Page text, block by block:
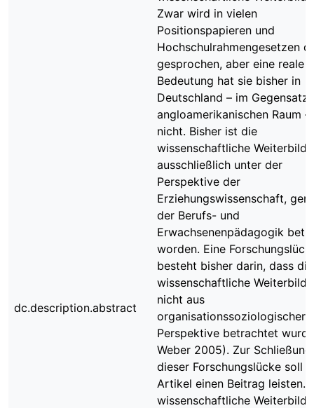
dc.description.abstract
Zwar wird in vielen
Positionspapieren und
Hochschulrahmengesetzen
gesprochen, aber eine reale
Bedeutung hat sie bisher in
Deutschland – im Gegensatz
angloamerikanischen Raum
nicht. Bisher ist die
wissenschaftliche
ausschließlich unter der
Perspektive der
Erziehungswissenschaft,
der Berufs- und
Erwachsenenpädagogik
worden. Eine
besteht bisher darin, dass die
wissenschaftliche
nicht aus
organisationssoziologischer
Perspektive betrachtet
Weber 2005). Zur Schließung
dieser Forschungslücke soll
Artikel einen Beitrag leisten.
wissenschaftliche